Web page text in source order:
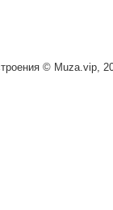
© Muza.vip,